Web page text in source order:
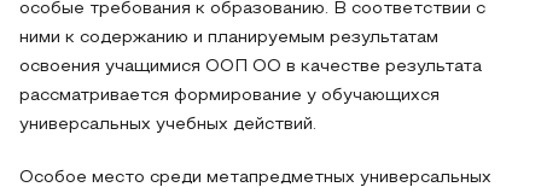
особые требования к образованию. В соответствии с
ними к содержанию и планируемым результатам
освоения учащимися ООП ОО в качестве результата
рассматривается формирование у обучающихся
универсальных учебных действий.
Особое место среди метапредметных универсальных